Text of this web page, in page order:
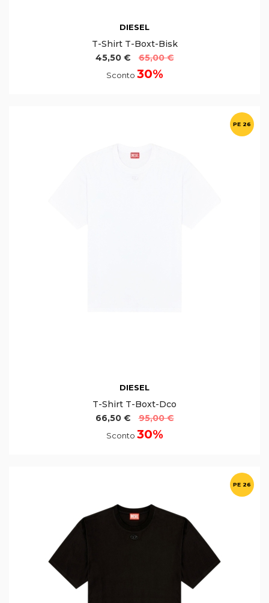
DIESEL
T-Shirt T-Boxt-Bisk
45,50 €
65,00 €
Sconto 30%
PE 26
DIESEL
T-Shirt T-Boxt-Dco
66,50 €
95,00 €
Sconto 30%
PE 26